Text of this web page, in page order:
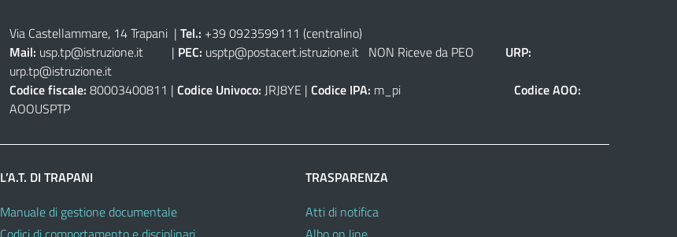
Via Castellammare, 14 Trapani | Tel.: +39 0923599111 (centralino)
Mail: usp.tp@istruzione.it| PEC: usptp@postacert.istruzione.itNON Riceve da PEO URP:
urp.tp@istruzione.it
Codice fiscale: 80003400811 | Codice Univoco: JRJ8YE | Codice IPA: m_pi Codice AOO:
AOOUSPTP
L’A.T. DI TRAPANI
Manuale di gestione documentale
TRASPARENZA
Atti di notifica